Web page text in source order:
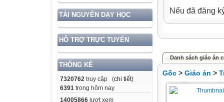
TÀI NGUYÊN DẠY HỌC
HỖ TRỢ TRỰC TUYẾN
THỐNG KÊ
7320762 truy cập (chi tiết)
6391 trong hôm nay
14005866 lượt xem
Nếu đã đăng
Danh sách giáo án
Gốc > Giáo án >